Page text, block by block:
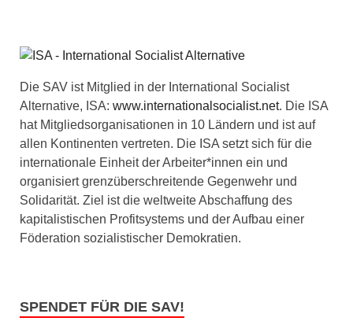
Die SAV ist Mitglied in der International Socialist
Alternative, ISA: www.internationalsocialist.net. Die ISA
hat Mitgliedsorganisationen in 10 Ländern und ist auf
allen Kontinenten vertreten. Die ISA setzt sich für die
internationale Einheit der Arbeiter*innen ein und
organisiert grenzüberschreitende Gegenwehr und
Solidarität. Ziel ist die weltweite Abschaffung des
kapitalistischen Profitsystems und der Aufbau einer
Föderation sozialistischer Demokratien.
SPENDET FÜR DIE SAV!